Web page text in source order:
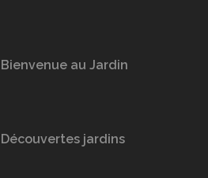
Bienvenue au Jardin
Découvertes jardins